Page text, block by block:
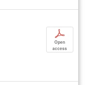
p
Open
access